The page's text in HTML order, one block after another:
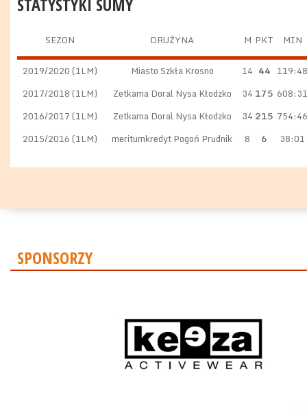
SEZON DRUŻYNA M PKT MIN
2019/2020 (1LM) Miasto Szkła Krosno 14 44 119:48
2017/2018 (1LM)
Zetkama Doral Nysa Kłodzko 34 175 608:31
2016/2017 (1LM)
Zetkama Doral Nysa Kłodzko 34 215 754:46
2015/2016 (1LM)
meritumkredyt Pogoń Prudnik 8 6 38:01
SPONSORZY